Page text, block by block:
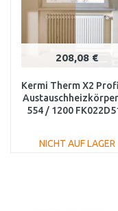
208,08 €
Kermi Therm X2
554 / 1200
NICHT AUF LAGER